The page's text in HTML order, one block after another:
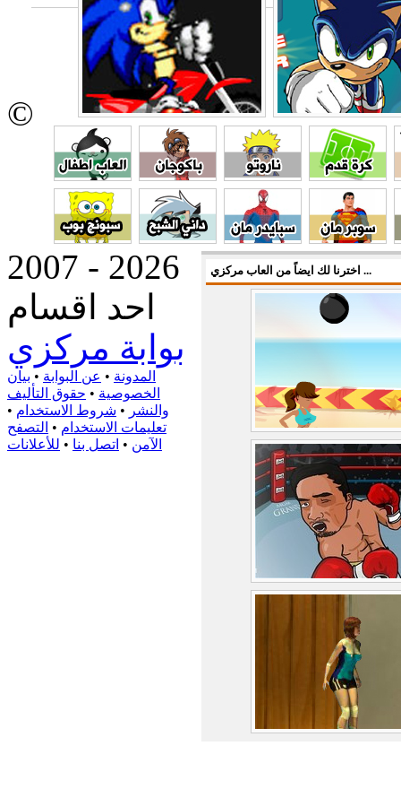
اخترنا لك ايضاً من العاب مركزي ...
©
2007 - 2026
احد اقسام
بوابة مركزي
المدونة • عن البوابة • بيان
الخصوصية • حقوق التأليف
والنشر • شروط الاستخدام •
تعليمات الاستخدام • التصفح
الآمن • اتصل بنا • للأعلانات